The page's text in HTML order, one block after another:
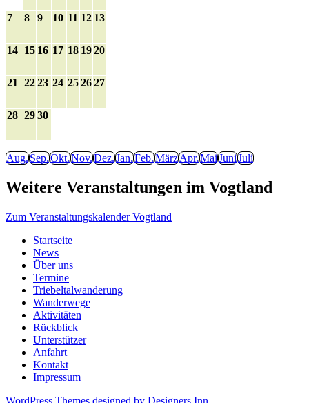
7 8 9 10 11 12 13
14 15 16 17 18 1920
21 2223 24 252627
28 2930
Aug.Sep.Okt.Nov.Dez.Jan.Feb.MärzApr.MaiJuniJuli
Weitere Veranstaltungen im Vogtland
Zum Veranstaltungskalender Vogtland
Startseite
News
Über uns
Termine
Triebeltalwanderung
Wanderwege
Aktivitäten
Rückblick
Unterstützer
Anfahrt
Kontakt
Impressum
WordPress Themes designed by Designers Inn